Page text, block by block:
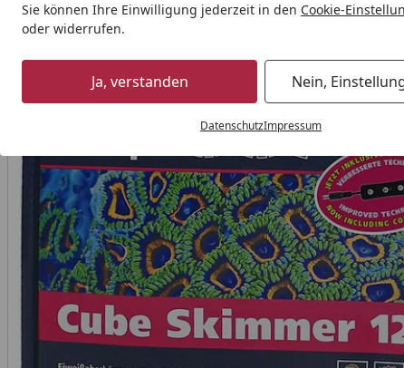
Sie können Ihre Einwilligung jederzeit in den Cookie-
oder widerrufen.
Ja, verstanden Nein,
DatenschutzImpressum